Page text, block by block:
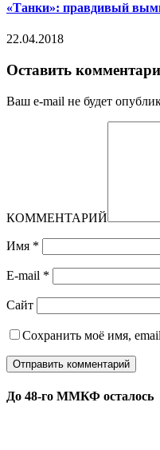
«Танки»: правдивый
22.04.2018
Оставить
Ваш e-mail не будет
КОММЕНТАРИЙ
Имя *
E-mail *
Сайт
Сохранить моё имя,
До 48-го ММКФ осталось